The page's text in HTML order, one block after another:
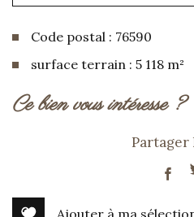
Code postal : 76590
surface terrain : 5 118 m²
la ville de torcy-le-
ce bien vous intéresse ?
Partager